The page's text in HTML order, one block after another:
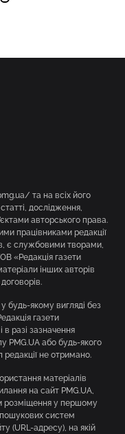
та на всіх його
дослідження,
авторського права.
працівниками редакції
є службовими творами,
«Редакція газети
інших авторів
будь-якому вигляді без
газети
разі зазначення
PMG.UA або будь-якого
не отримано.
матеріалів
на сайт PMG.UA,
розміщення у першому
пошукових систем
(URL-адресу), на якій